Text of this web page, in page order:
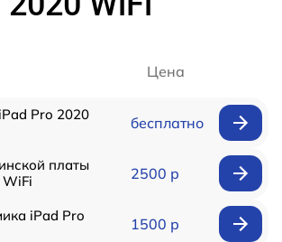
Цена
Pro 2020
бесплатно
платы
2500 р
iPad Pro
1500 р